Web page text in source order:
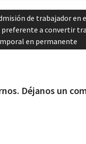
de trabajador en
preferente a convertir
en permanente
Déjanos un